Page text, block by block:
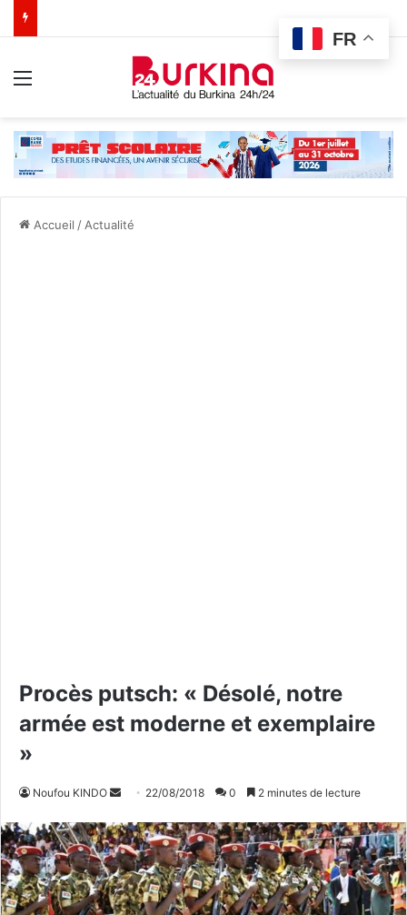
Accueil / Actualité
Procès putsch: « Désolé, notre
armée est moderne et exemplaire
»
Noufou KINDO
v
o
y
e
22/08/2018 0 2 minutes de lecture
FR